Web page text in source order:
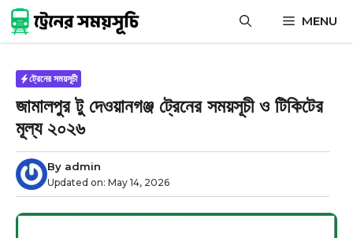
Skip
to
content
MENU
ট্রেনের সময়সূচী
জামালপুর টু দেওয়ানগঞ্জ ট্রেনের সময়সূচী ও টিকিটের
মূল্য ২০২৬
By admin
Updated on: May 14, 2026